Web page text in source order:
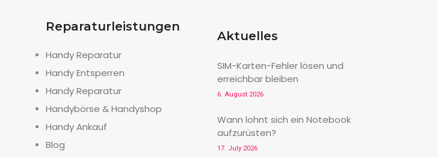
Reparaturleistungen
Handy Reparatur
Handy Entsperren
Handy Reparatur
Handybörse & Handyshop
Handy Ankauf
Blog
Aktuelles
SIM-Karten-Fehler lösen und
erreichbar bleiben
6. August 2026
Wann lohnt sich ein Notebook
aufzurüsten?
17. July 2026